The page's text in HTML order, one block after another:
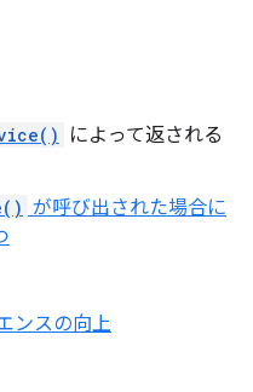
によって返される
が呼び出された場合に
ンスの向上